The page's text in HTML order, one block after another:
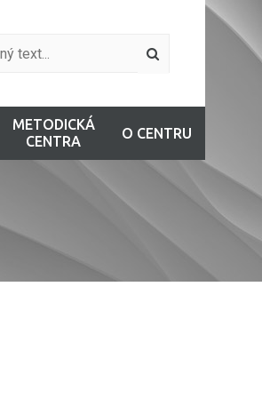
METODICKÁ
CENTRA
O CENTRU